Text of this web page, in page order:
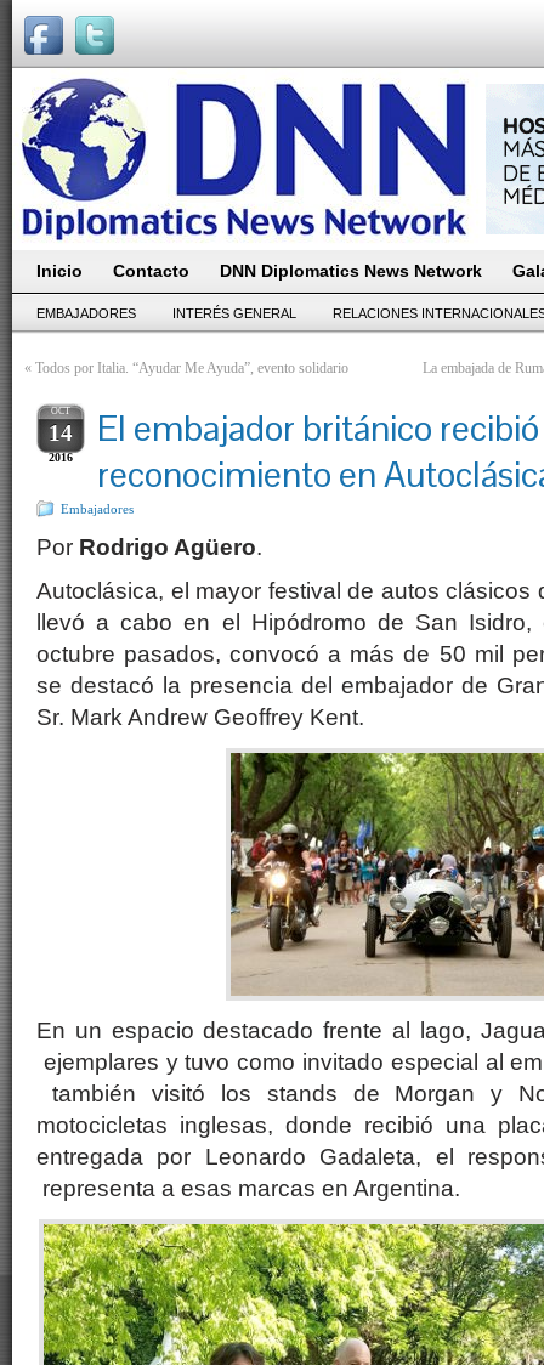
Inicio Contacto DNN Diplomatics News Network
EMBAJADORES INTERÉS GENERAL RELACIONES
« Todos por Italia. “Ayudar Me Ayuda”, evento solidario La embajada de
OCT
14
2016
El embajador británico
reconocimiento en
Embajadores
Por Rodrigo Agüero.
Autoclásica, el mayor festival de autos
llevó a cabo en el Hipódromo de San
octubre pasados, convocó a más de 50 mil
se destacó la presencia del embajador de
Sr. Mark Andrew Geoffrey Kent.
En un espacio destacado frente al lago,
ejemplares y tuvo como invitado especial al
también visitó los stands de Morgan y
motocicletas inglesas, donde recibió una
entregada por Leonardo Gadaleta, el
representa a esas marcas en Argentina.